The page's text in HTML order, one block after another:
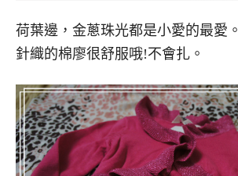
荷葉邊，金蔥珠光都是小愛的最愛。
針織的棉廖很舒服哦!不會扎。